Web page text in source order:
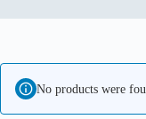
No products were